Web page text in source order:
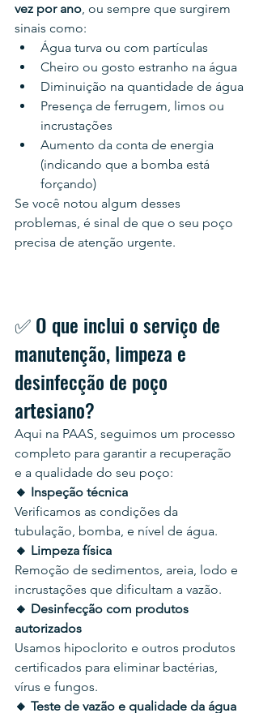
vez por ano, ou sempre que surgirem
sinais como:
Água turva ou com partículas
Cheiro ou gosto estranho na água
Diminuição na quantidade de água
Presença de ferrugem, limos ou
incrustações
Aumento da conta de energia
(indicando que a bomba está
forçando)
Se você notou algum desses
problemas, é sinal de que o seu poço
precisa de atenção urgente.
✅ O que inclui o serviço de
manutenção, limpeza e
desinfecção de poço
artesiano?
Aqui na PAAS, seguimos um processo
completo para garantir a recuperação
e a qualidade do seu poço:
🔸 Inspeção técnica
Verificamos as condições da
tubulação, bomba, e nível de água.
🔸 Limpeza física
Remoção de sedimentos, areia, lodo e
incrustações que dificultam a vazão.
🔸 Desinfecção com produtos
autorizados
Usamos hipoclorito e outros produtos
certificados para eliminar bactérias,
vírus e fungos.
🔸 Teste de vazão e qualidade da água